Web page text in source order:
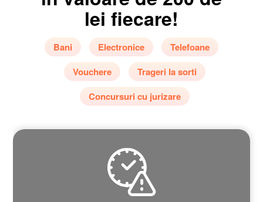
lei fiecare!
Bani Electronice
Telefoane
Vouchere
Trageri la sorti
Concursuri cu jurizare